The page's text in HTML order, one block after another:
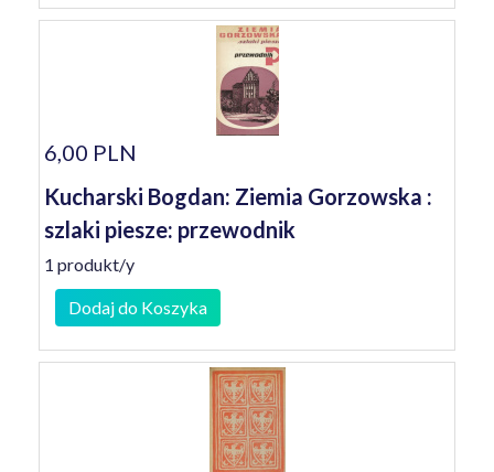
6,00 PLN
Kucharski Bogdan: Ziemia Gorzowska :
szlaki piesze: przewodnik
1 produkt/y
Dodaj do Koszyka